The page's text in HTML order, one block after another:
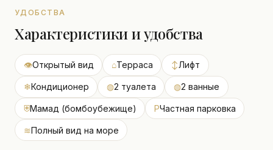
УДОБСТВА
Характеристики и удобства
👁Открытый вид ⌂Терраса ↕Лифт
❄Кондиционер ◍2 туалета ◍2 ванные
⛨Мамад (бомбоубежище) PЧастная парковка
≋Полный вид на море